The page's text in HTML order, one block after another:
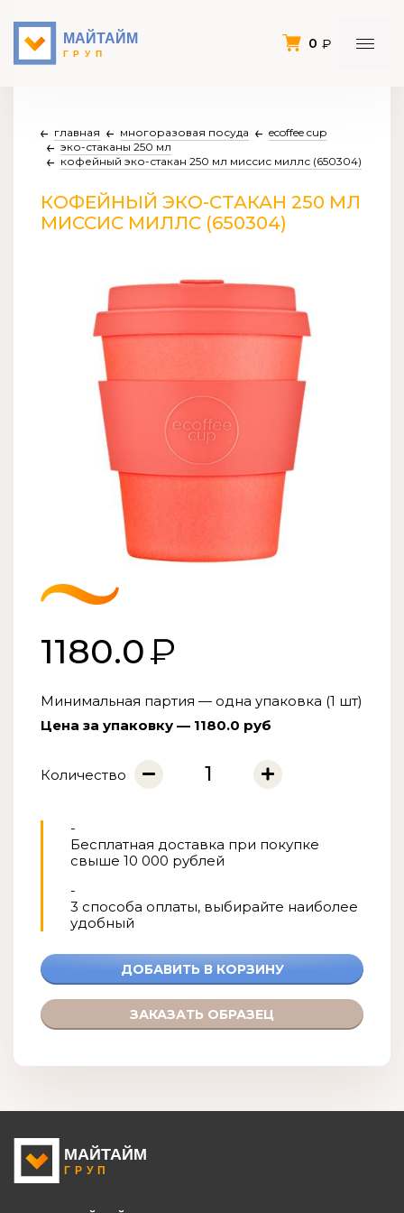
0
главная многоразовая посуда
ecoffee cup
эко-стаканы 250 мл
кофейный эко-стакан 250 мл миссис миллс (650304)
КОФЕЙНЫЙ ЭКО-СТАКАН 250 МЛ
МИССИС МИЛЛС (650304)
1180.0
Минимальная партия — одна упаковка (1 шт)
Цена за упаковку — 1180.0 руб
Количество
-
Бесплатная доставка при покупке
свыше 10 000 рублей
-
3 способа оплаты, выбирайте наиболее
удобный